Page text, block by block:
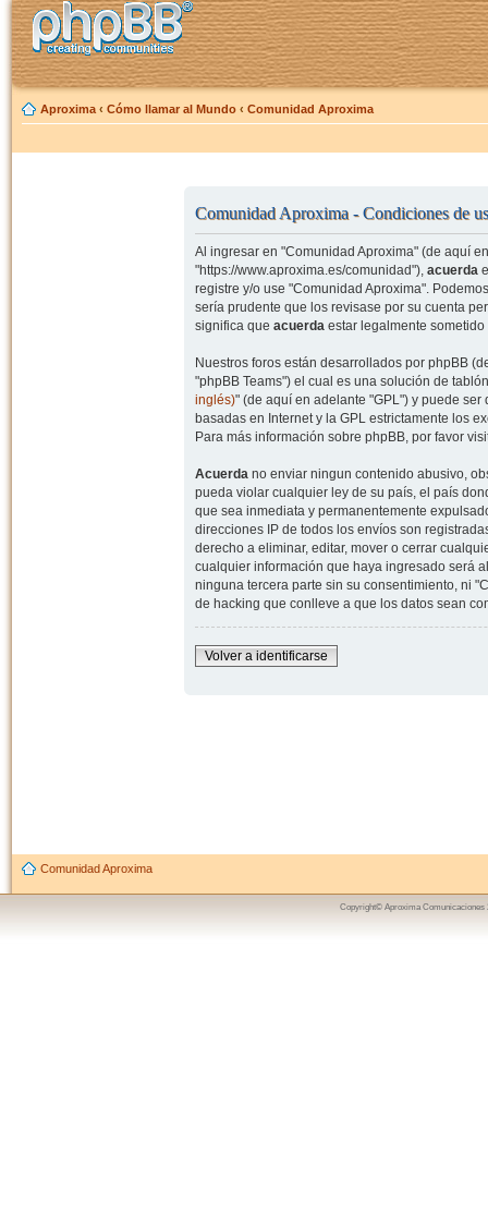
Aproxima ‹ Cómo llamar al Mundo ‹ Comunidad Aproxima
Comunidad Aproxima - Condiciones de
Al ingresar en "Comunidad Aproxima" (de aquí
"https://www.aproxima.es/comunidad"), acuerda
registre y/o use "Comunidad Aproxima".
sería prudente que los revisase por su cuenta
significa que acuerdaestar legalmente sometido
Nuestros foros están desarrollados por phpBB
"phpBB Teams") el cual es una solución de
inglés)" (de aquí en adelante "GPL") y puede
basadas en Internet y la GPL estrictamente los
Para más información sobre phpBB, por favor
Acuerdano enviar ningun contenido abusivo,
pueda violar cualquier ley de su país, el país
que sea inmediata y permanentemente
direcciones IP de todos los envíos son
derecho a eliminar, editar, mover o cerrar
cualquier información que haya ingresado será
ninguna tercera parte sin su consentimiento, ni
de hacking que conlleve a que los datos sean
Volver a identificarse
Comunidad Aproxima
Copyright© Aproxima Comunicaciones